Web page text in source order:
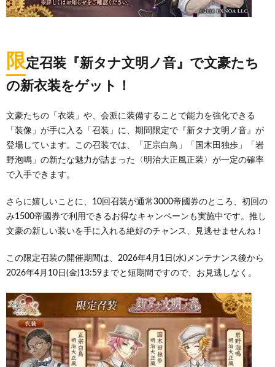
限定召装『新タナ文明ノ音』で文豪たち
の新衣装をゲット！
文豪たちの「衣装」や、会派に装備することで能力を強化できる
「装像」が手に入る「召装」に、期間限定で『新タナ文明ノ音』が
登場しています。この召装では、「正宗白鳥」「国木田独歩」「岩
野泡鳴」の新たな魅力が詰まった〈明治大正風正装〉が一定の確率
で入手できます。
さらに嬉しいことに、10回召装が通常3000帝國券のところ、初回の
み1500帝國券で利用できるお得なキャンペーンも実施中です。推し
文豪の新しい装いを手に入れる絶好のチャンス、見逃せませんね！
この限定召装の開催期間は、2026年4月1日(水)メンテナンス後から
2026年4月10日(金)13:59までと短期間ですので、お見逃しなく。